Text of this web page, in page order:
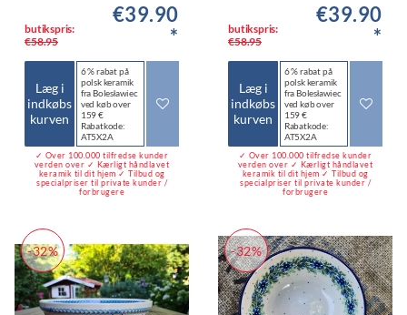
butikspris:
€58.95
€39.90
*
Læg i
indkøbs
kurven
6 % rabat på
polsk keramik
fra Bolesławiec
ved køb over
159 €
Rabatkode:
AT5X2A
✓ Over 100.000 tilfredse kunder
verden over ✓ Kærligt håndlavet
keramik til dit hjem ✓ Tilbud og
specialpriser til private kunder /
forbrugere
butikspris:
€58.95
€39.90
*
Læg i
indkøbs
kurven
6 % rabat på
polsk keramik
fra Bolesławiec
ved køb over
159 €
Rabatkode:
AT5X2A
✓ Over 100.000 tilfredse kunder
verden over ✓ Kærligt håndlavet
keramik til dit hjem ✓ Tilbud og
specialpriser til private kunder /
forbrugere
-32% -32%